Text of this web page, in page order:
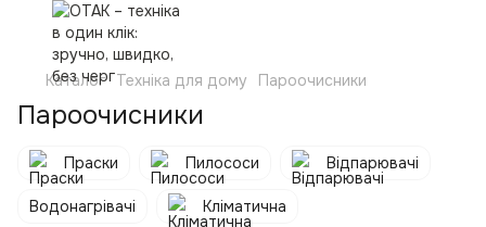
Каталог Техніка для дому Пароочисники
Пароочисники
Праски Пилососи Відпарювачі
Водонагрівачі Кліматична